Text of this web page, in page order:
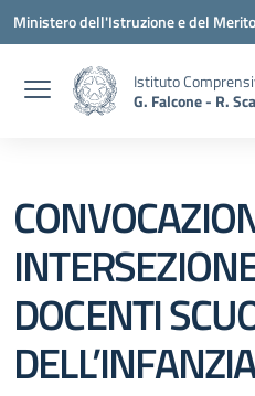
Vai ai contenuti
Vai al menu di navigazione
Vai al footer
Ministero dell'Istruzione e del Merito
Istituto
G. Falcone - R.
DOCENTI